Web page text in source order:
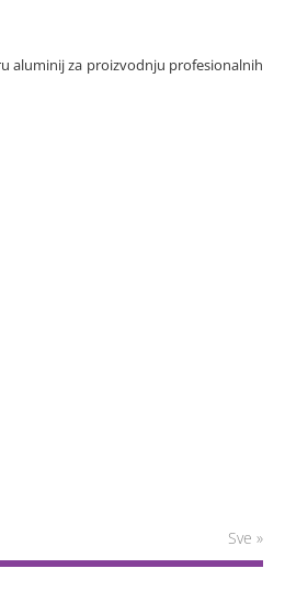
aluminij za proizvodnju profesionalnih
Sve »